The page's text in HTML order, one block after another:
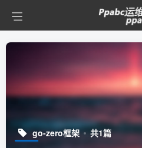
go-zero框架 共1篇